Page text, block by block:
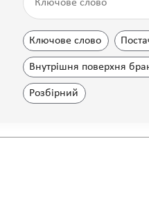
Ключове слово
Внутрішня поверхня
Розбірний